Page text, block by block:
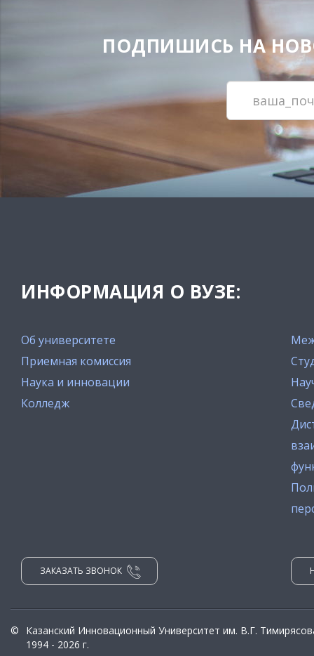
ПОДПИШИСЬ НА
ИНФОРМАЦИЯ О ВУЗЕ:
Об университете
Приемная комиссия
Наука и инновации
Колледж
ЗАКАЗАТЬ ЗВОНОК
©
Казанский Инновационный Университет им. В.Г.
1994 - 2026 г.